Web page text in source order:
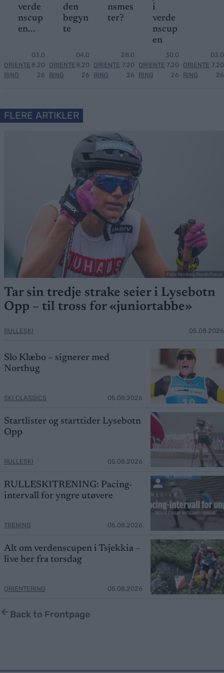
verde
nscup
en...
ORIENTE
RING
03.0
8.20
26
den
begyn
te
ORIENTE
RING
04.0
8.20
26
nsmes
ter?
ORIENTE
RING
28.0
7.20
26
i
verde
nscup
en
ORIENTE
RING
30.0
7.20
26
ORIENTE
RING
03.0
7.20
26
FLERE ARTIKLER
Foto: Nordnes/NordicFocus
Tar sin tredje strake seier i Lysebotn
Opp – til tross for «juniortabbe»
RULLESKI 05.08.2026
Slo Klæbo – signerer med
Northug
SKI CLASSICS 05.08.2026
Startlister og starttider Lysebotn
Opp
RULLESKI 05.08.2026
RULLESKITRENING: Pacing-
intervall for yngre utøvere
TRENING 05.08.2026
Alt om verdenscupen i Tsjekkia –
live her fra torsdag
ORIENTERING 05.08.2026
Back to Frontpage